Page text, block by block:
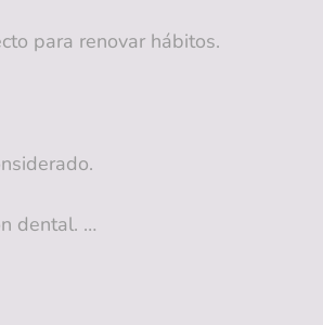
para renovar hábitos.
dental. …